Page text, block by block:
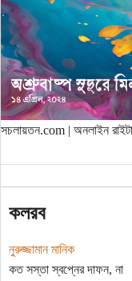
সচলায়তন.com | অনলাইন
কলরব
নুরুজ্জামান মানিক
কত সস্তা স্বপ্নের দাফন, না